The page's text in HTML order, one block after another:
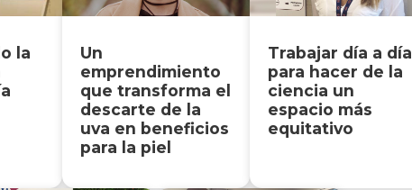
la
Un
emprendimiento
que transforma el
descarte de la
uva en beneficios
para la piel
Trabajar día a día
para hacer de la
ciencia un
espacio más
equitativo